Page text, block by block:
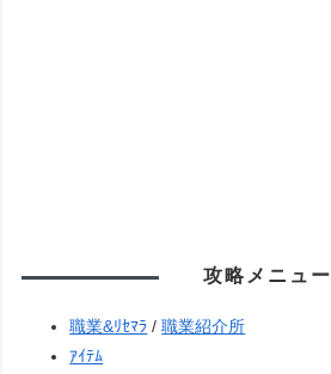
攻略メニュー
職業&ﾘｾﾏﾗ /職業紹介所
ｱｲﾃﾑ